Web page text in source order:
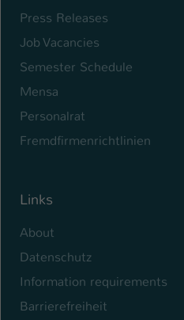
Press Releases
Job Vacancies
Semester Schedule
Mensa
Personalrat
Fremdfirmenrichtlinien
Links
About
Datenschutz
Information requirements
Barrierefreiheit